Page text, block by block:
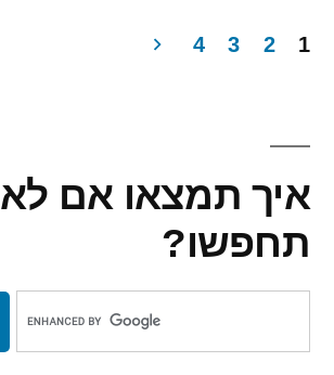
במחיר
pagination
1
2
3
4
איך תמצאו אם לא
תחפשו?